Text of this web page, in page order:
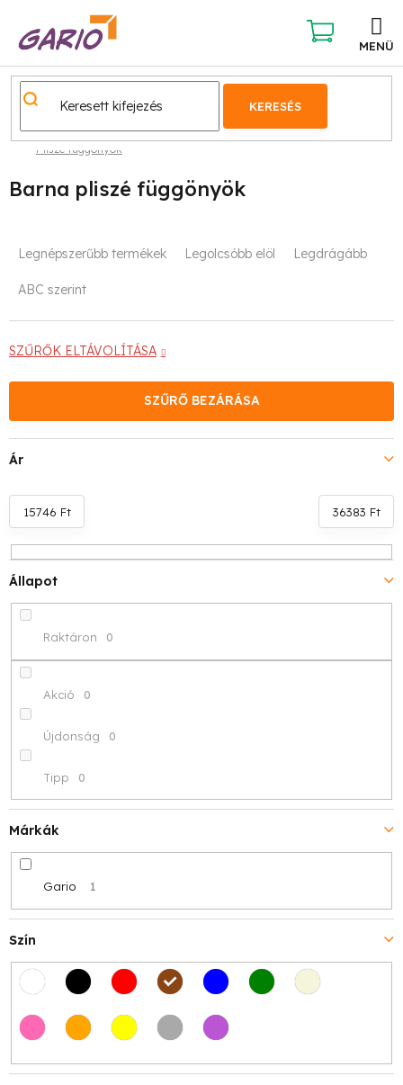
KERESÉS
KOSÁR
Pliszé függönyök
Barna pliszé függönyök
T
m
é
k
e
r
e
n
d
e
s
e
Legnépszerűbb termékek Legolcsóbb elöl Legdrágább
ABC szerint
SZŰRŐK ELTÁVOLÍTÁSA
SZŰRŐ BEZÁRÁSA
Ár
15746 Ft 36383 Ft
Állapot
Raktáron 0
Akció 0
Újdonság 0
Tipp 0
Márkák
Gario 1
Szín